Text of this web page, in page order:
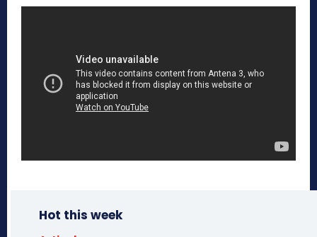
Hot this week